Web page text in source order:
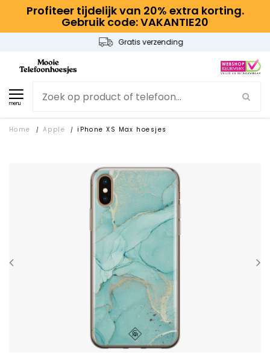
Profiteer tijdelijk van 20% extra korting.
Gebruik code: VAKANTIE20
Gratis verzending
menu
Home / Apple / iPhone XS Max hoesjes